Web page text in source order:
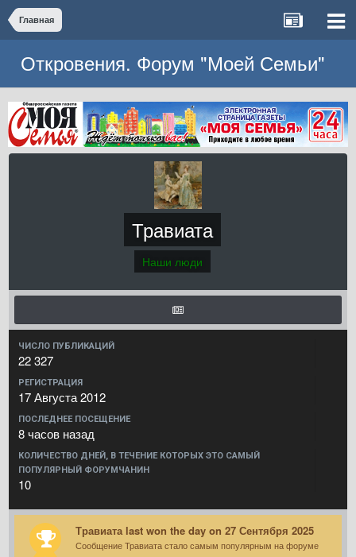
Главная
Откровения. Форум "Моей Семьи"
Травиата
Наши люди
ЧИСЛО ПУБЛИКАЦИЙ
22 327
РЕГИСТРАЦИЯ
17 Августа 2012
ПОСЛЕДНЕЕ ПОСЕЩЕНИЕ
8 часов назад
КОЛИЧЕСТВО ДНЕЙ, В ТЕЧЕНИЕ КОТОРЫХ ЭТО САМЫЙ
ПОПУЛЯРНЫЙ ФОРУМЧАНИН
10
Травиата last won the day on 27 Сентября 2025
Сообщение Травиата стало самым популярным на форуме